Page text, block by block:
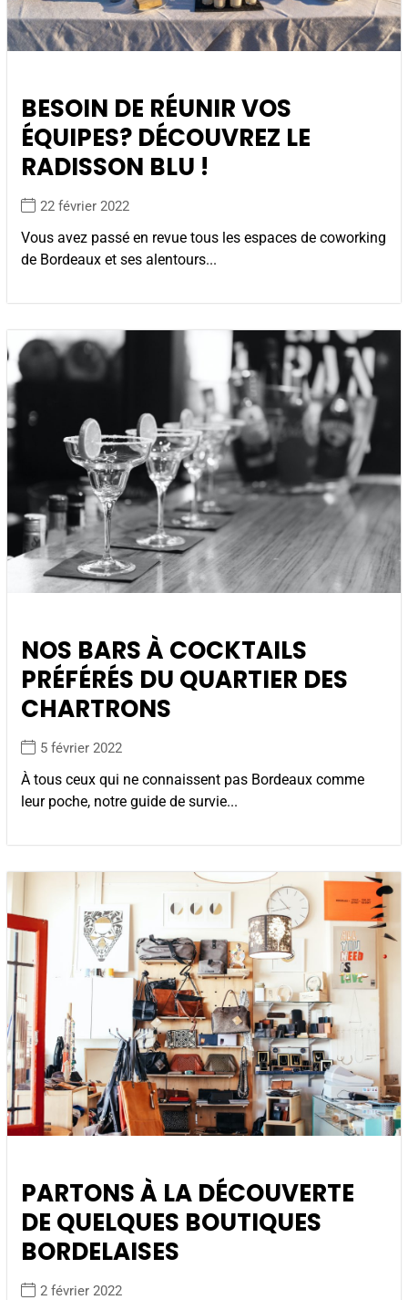
BESOIN DE RÉUNIR VOS
ÉQUIPES? DÉCOUVREZ LE
RADISSON BLU !
22 février 2022
Vous avez passé en revue tous les espaces de coworking
de Bordeaux et ses alentours...
NOS BARS À COCKTAILS
PRÉFÉRÉS DU QUARTIER DES
CHARTRONS
5 février 2022
À tous ceux qui ne connaissent pas Bordeaux comme
leur poche, notre guide de survie...
PARTONS À LA DÉCOUVERTE
DE QUELQUES BOUTIQUES
BORDELAISES
2 février 2022